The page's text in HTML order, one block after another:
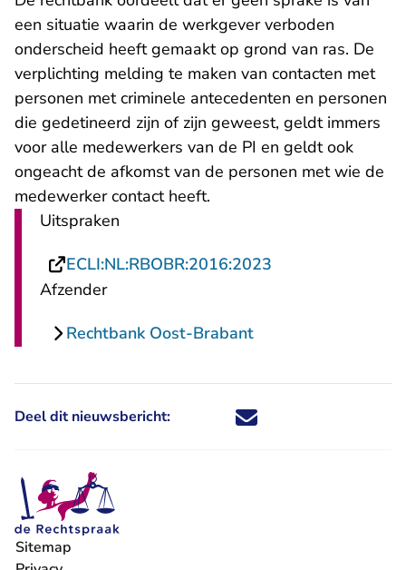
een situatie waarin de werkgever verboden
onderscheid heeft gemaakt op grond van ras. De
verplichting melding te maken van contacten met
personen met criminele antecedenten en personen
die gedetineerd zijn of zijn geweest, geldt immers
voor alle medewerkers van de PI en geldt ook
ongeacht de afkomst van de personen met wie de
medewerker contact heeft.
Uitspraken
ECLI:NL:RBOBR:2016:2023
Afzender
Rechtbank Oost-Brabant
Deel dit nieuwsbericht: Deel dit nieuwsbericht via X -
Deel dit nieuwsbericht via
Deel dit nieuwsbericht
Deel dit
Sitemap